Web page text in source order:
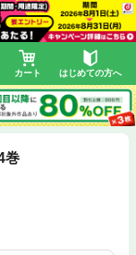
カート はじめての方へ
巻